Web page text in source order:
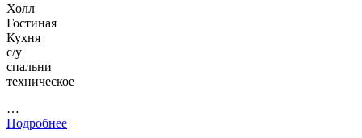
Холл
Гостиная
Кухня
с/у
спальни
техническое
…
Подробнее